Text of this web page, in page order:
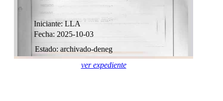
Fecha: 2025-10-03
Estado: archivado-deneg
Iniciante: LLA
ver expediente